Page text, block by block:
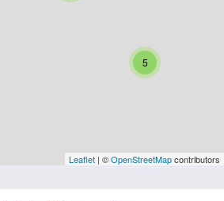
Vorarlberg
5
Leaflet | ©OpenStreetMapcontributors